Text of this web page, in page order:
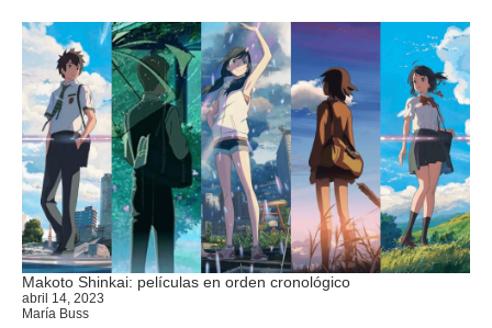
Makoto Shinkai: películas en orden cronológico
abril 14, 2023
María Buss